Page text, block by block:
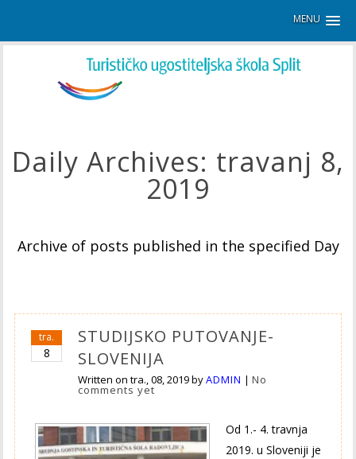
MENU
Daily Archives: travanj 8,
2019
Archive of posts published in the specified Day
tra.
8
STUDIJSKO PUTOVANJE-
SLOVENIJA
Written ontra., 08, 2019byADMIN |No
comments yet
Od 1.- 4. travnja
2019. u Sloveniji je